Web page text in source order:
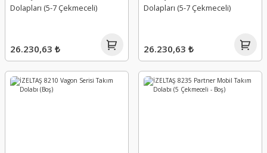
Dolapları (5-7 Çekmeceli)
26.230,63 ₺
Dolapları (5-7 Çekmeceli)
26.230,63 ₺